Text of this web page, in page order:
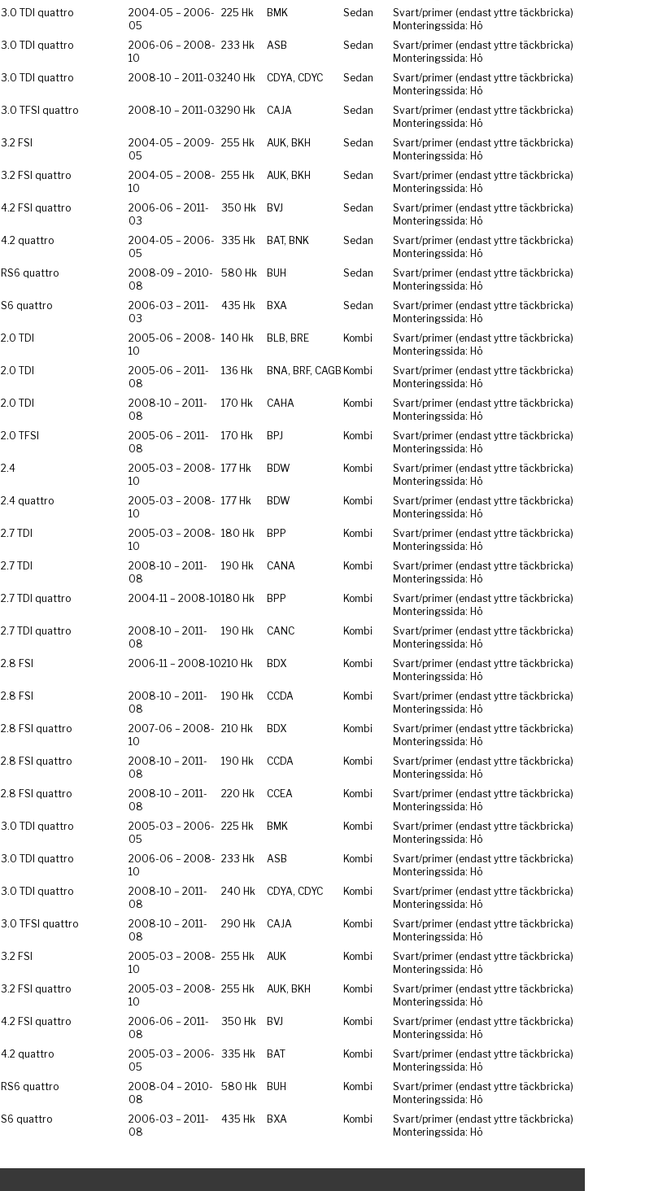
3.0 TDI quattro
2004-05 – 2006-
05
225 Hk BMK Sedan
Svart/primer (endast yttre täckbricka)
Monteringssida: Hö
3.0 TDI quattro
2006-06 – 2008-
10
233 Hk ASB Sedan
Svart/primer (endast yttre täckbricka)
Monteringssida: Hö
3.0 TDI quattro 2008-10 – 2011-03240 Hk CDYA, CDYC Sedan
Svart/primer (endast yttre täckbricka)
Monteringssida: Hö
3.0 TFSI quattro 2008-10 – 2011-03290 Hk CAJA Sedan
Svart/primer (endast yttre täckbricka)
Monteringssida: Hö
3.2 FSI
2004-05 – 2009-
05
255 Hk AUK, BKH Sedan
Svart/primer (endast yttre täckbricka)
Monteringssida: Hö
3.2 FSI quattro
2004-05 – 2008-
10
255 Hk AUK, BKH Sedan
Svart/primer (endast yttre täckbricka)
Monteringssida: Hö
4.2 FSI quattro
2006-06 – 2011-
03
350 Hk BVJ Sedan
Svart/primer (endast yttre täckbricka)
Monteringssida: Hö
4.2 quattro
2004-05 – 2006-
05
335 Hk BAT, BNK Sedan
Svart/primer (endast yttre täckbricka)
Monteringssida: Hö
RS6 quattro
2008-09 – 2010-
08
580 Hk BUH Sedan
Svart/primer (endast yttre täckbricka)
Monteringssida: Hö
S6 quattro
2006-03 – 2011-
03
435 Hk BXA Sedan
Svart/primer (endast yttre täckbricka)
Monteringssida: Hö
2.0 TDI
2005-06 – 2008-
10
140 Hk BLB, BRE Kombi
Svart/primer (endast yttre täckbricka)
Monteringssida: Hö
2.0 TDI
2005-06 – 2011-
08
136 Hk BNA, BRF, CAGB Kombi
Svart/primer (endast yttre täckbricka)
Monteringssida: Hö
2.0 TDI
2008-10 – 2011-
08
170 Hk CAHA Kombi
Svart/primer (endast yttre täckbricka)
Monteringssida: Hö
2.0 TFSI
2005-06 – 2011-
08
170 Hk BPJ Kombi
Svart/primer (endast yttre täckbricka)
Monteringssida: Hö
2.4
2005-03 – 2008-
10
177 Hk BDW Kombi
Svart/primer (endast yttre täckbricka)
Monteringssida: Hö
2.4 quattro
2005-03 – 2008-
10
177 Hk BDW Kombi
Svart/primer (endast yttre täckbricka)
Monteringssida: Hö
2.7 TDI
2005-03 – 2008-
10
180 Hk BPP Kombi
Svart/primer (endast yttre täckbricka)
Monteringssida: Hö
2.7 TDI
2008-10 – 2011-
08
190 Hk CANA Kombi
Svart/primer (endast yttre täckbricka)
Monteringssida: Hö
2.7 TDI quattro 2004-11 – 2008-10180 Hk BPP Kombi
Svart/primer (endast yttre täckbricka)
Monteringssida: Hö
2.7 TDI quattro
2008-10 – 2011-
08
190 Hk CANC Kombi
Svart/primer (endast yttre täckbricka)
Monteringssida: Hö
2.8 FSI 2006-11 – 2008-10210 Hk BDX Kombi
Svart/primer (endast yttre täckbricka)
Monteringssida: Hö
2.8 FSI
2008-10 – 2011-
08
190 Hk CCDA Kombi
Svart/primer (endast yttre täckbricka)
Monteringssida: Hö
2.8 FSI quattro
2007-06 – 2008-
10
210 Hk BDX Kombi
Svart/primer (endast yttre täckbricka)
Monteringssida: Hö
2.8 FSI quattro
2008-10 – 2011-
08
190 Hk CCDA Kombi
Svart/primer (endast yttre täckbricka)
Monteringssida: Hö
2.8 FSI quattro
2008-10 – 2011-
08
220 Hk CCEA Kombi
Svart/primer (endast yttre täckbricka)
Monteringssida: Hö
3.0 TDI quattro
2005-03 – 2006-
05
225 Hk BMK Kombi
Svart/primer (endast yttre täckbricka)
Monteringssida: Hö
3.0 TDI quattro
2006-06 – 2008-
10
233 Hk ASB Kombi
Svart/primer (endast yttre täckbricka)
Monteringssida: Hö
3.0 TDI quattro
2008-10 – 2011-
08
240 Hk CDYA, CDYC Kombi
Svart/primer (endast yttre täckbricka)
Monteringssida: Hö
3.0 TFSI quattro
2008-10 – 2011-
08
290 Hk CAJA Kombi
Svart/primer (endast yttre täckbricka)
Monteringssida: Hö
3.2 FSI
2005-03 – 2008-
10
255 Hk AUK Kombi
Svart/primer (endast yttre täckbricka)
Monteringssida: Hö
3.2 FSI quattro
2005-03 – 2008-
10
255 Hk AUK, BKH Kombi
Svart/primer (endast yttre täckbricka)
Monteringssida: Hö
4.2 FSI quattro
2006-06 – 2011-
08
350 Hk BVJ Kombi
Svart/primer (endast yttre täckbricka)
Monteringssida: Hö
4.2 quattro
2005-03 – 2006-
05
335 Hk BAT Kombi
Svart/primer (endast yttre täckbricka)
Monteringssida: Hö
RS6 quattro
2008-04 – 2010-
08
580 Hk BUH Kombi
Svart/primer (endast yttre täckbricka)
Monteringssida: Hö
S6 quattro
2006-03 – 2011-
08
435 Hk BXA Kombi
Svart/primer (endast yttre täckbricka)
Monteringssida: Hö